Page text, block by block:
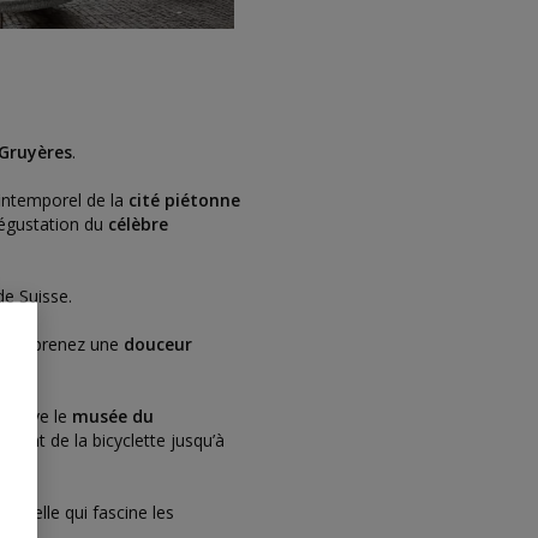
Gruyères.
de la cité piétonne
du célèbre
Suisse.
puis prenez une douceur
trouve le musée du
de la bicyclette jusqu’à
qui fascine les